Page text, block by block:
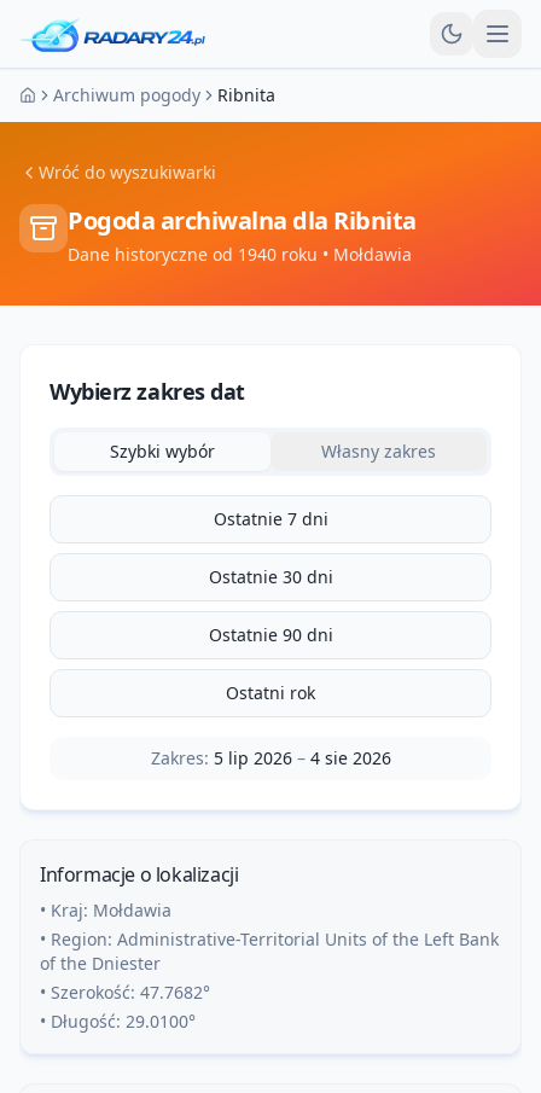
Strona główna
Archiwum pogody Ribnita
Wróć do wyszukiwarki
Pogoda archiwalna dla Ribnita
Dane historyczne od 1940 roku • Mołdawia
Wybierz zakres dat
Szybki wybór Własny zakres
Ostatnie 7 dni
Ostatnie 30 dni
Ostatnie 90 dni
Ostatni rok
Zakres: 5 lip 2026– 4 sie 2026
Informacje o lokalizacji
• Kraj: Mołdawia
• Region: Administrative-Territorial Units of the Left Bank
of the Dniester
• Szerokość: 47.7682°
• Długość: 29.0100°